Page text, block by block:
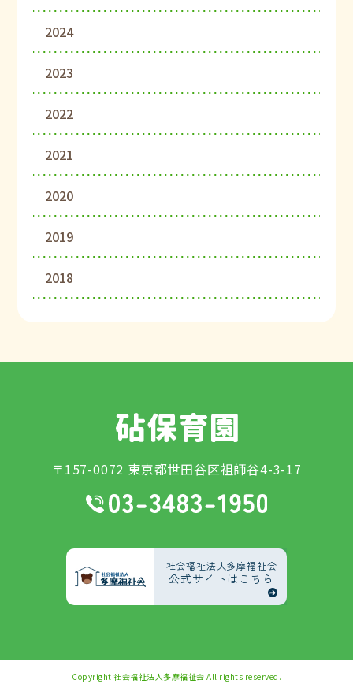
2024
2023
2022
2021
2020
2019
2018
〒157-0072 東京都世田谷区祖師谷4-3-17
社会福祉法人多摩福祉会
公式サイトはこちら
Copyright 社会福祉法人多摩福祉会 All rights reserved.